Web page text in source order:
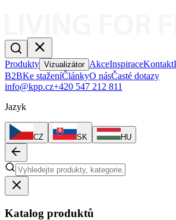
Produkty Vizualizátor AkceInspiraceKontakt
B2BKe staženíČlánkyO násČasté dotazy
info@kpp.cz+420 547 212 811
Jazyk
CZ SK HU
Katalog produktů